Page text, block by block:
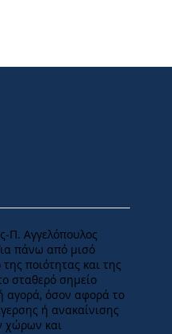
Π. Αγγελόπουλος
πάνω από μισό
ποιότητας και της
σταθερό σημείο
αγορά, όσον αφορά το
ή ανακαίνισης
χώρων και